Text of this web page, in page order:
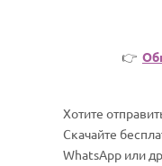
👉
Хотите
Скачайте
WhatsApp или